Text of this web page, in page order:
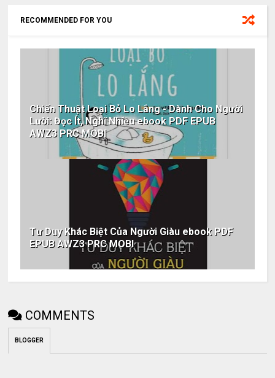
RECOMMENDED FOR YOU
Chiến Thuật Loại Bỏ Lo Lắng - Dành Cho Người
Lười: Đọc Ít, Nghĩ Nhiều ebook PDF EPUB
AWZ3 PRC MOBI
Tư Duy Khác Biệt Của Người Giàu ebook PDF
EPUB AWZ3 PRC MOBI
COMMENTS
BLOGGER